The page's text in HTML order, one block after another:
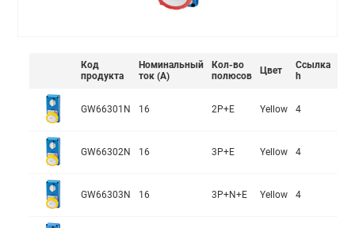
Код
продукта
Номинальный
ток (А)
Кол-во
полюсов
Цвет
Ссылка
h
GW66301N 16 2P+E Yellow 4
GW66302N 16 3P+E Yellow 4
GW66303N 16 3P+N+E Yellow 4